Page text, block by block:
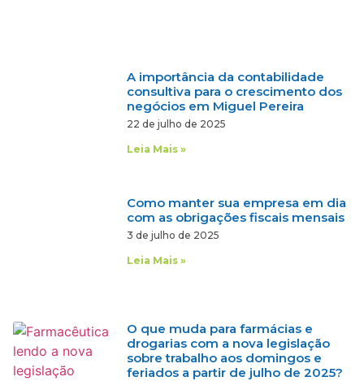
A importância da contabilidade
consultiva para o crescimento dos
negócios em Miguel Pereira
22 de julho de 2025
Leia Mais »
Como manter sua empresa em dia
com as obrigações fiscais mensais
3 de julho de 2025
Leia Mais »
O que muda para farmácias e
drogarias com a nova legislação
sobre trabalho aos domingos e
feriados a partir de julho de 2025?